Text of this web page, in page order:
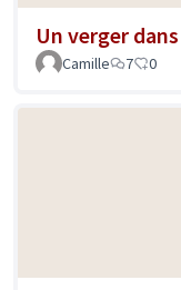
Un verger
Camille
7 0